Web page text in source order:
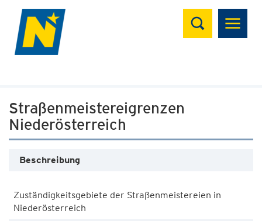
Suchen
Straßenmeistereigrenzen
Niederösterreich
Beschreibung
Zuständigkeitsgebiete der Straßenmeistereien in